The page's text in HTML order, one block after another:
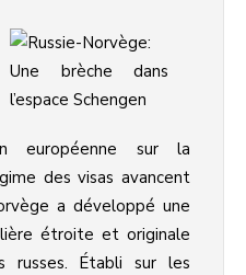
européenne sur la
des visas avancent
a développé une
étroite et originale
russes. Établi sur les